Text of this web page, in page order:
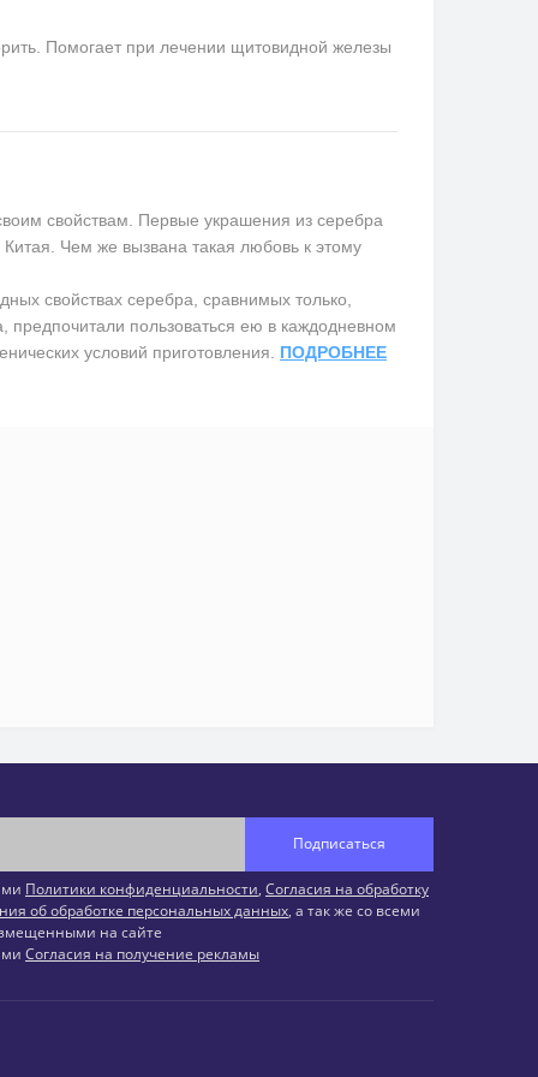
Помогает при лечении щитовидной железы
свойствам. Первые украшения из серебра
Чем же вызвана такая любовь к этому
свойствах серебра, сравнимых только,
предпочитали пользоваться ею в каждодневном
условий приготовления. ПОДРОБНЕЕ
Подписаться
Политики конфиденциальности, Согласия на обработку
об обработке персональных данных, а так же со всеми
на сайте
Согласия на получение рекламы